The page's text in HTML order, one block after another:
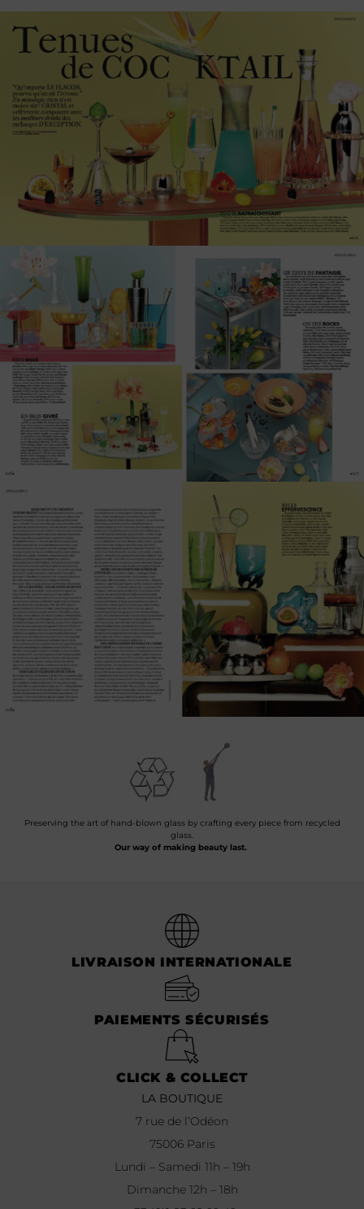
Preserving the art of hand-blown glass by crafting every piece from recycled
glass.
Our way of making beauty last.
LIVRAISON INTERNATIONALE
PAIEMENTS SÉCURISÉS
CLICK & COLLECT
LA BOUTIQUE
7 rue de l’Odéon
75006 Paris
Lundi – Samedi 11h – 19h
Dimanche 12h – 18h